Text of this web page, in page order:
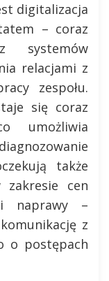
digitalizacja
– coraz
relacjami z
zespołu.
się coraz
umożliwia
także
zakresie cen
naprawy –
z
o postępach